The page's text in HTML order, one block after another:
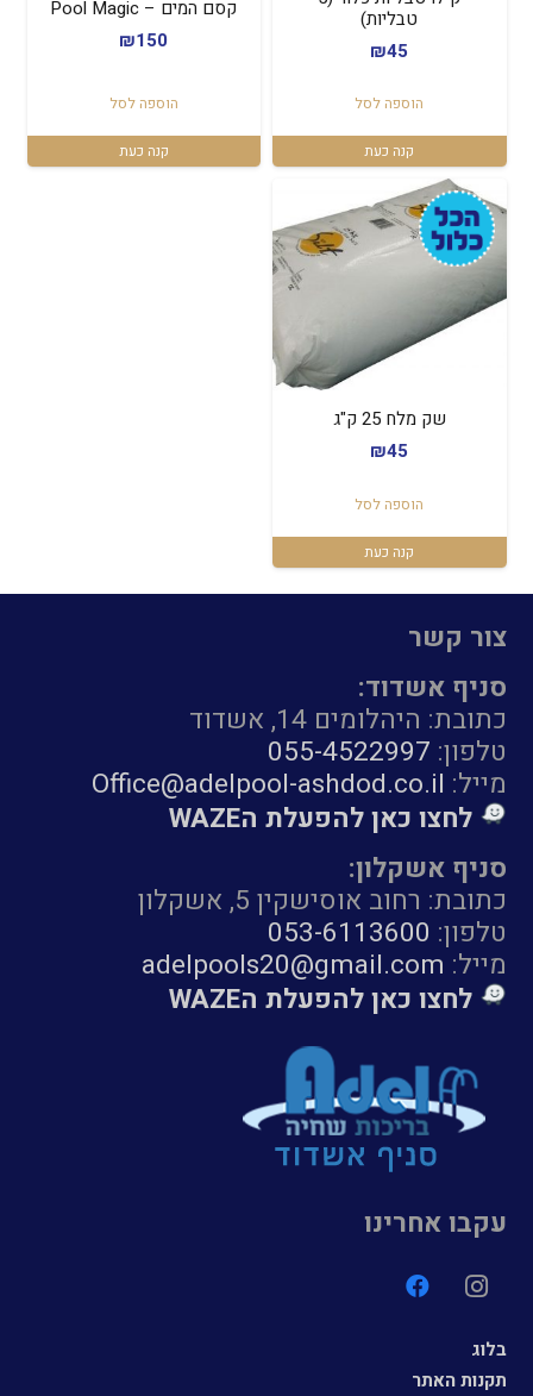
טבליות)
₪45
הוספה לסל
קנה כעת
קסם המים – Pool Magic
₪150
הוספה לסל
קנה כעת
שק מלח 25 ק"ג
₪45
הוספה לסל
קנה כעת
צור קשר
סניף אשדוד:
כתובת: היהלומים 14, אשדוד
טלפון: 055-4522997
מייל: Office@adelpool-ashdod.co.il
לחצו כאן להפעלת הWAZE
סניף אשקלון:
כתובת: רחוב אוסישקין 5, אשקלון
טלפון: 053-6113600
מייל: adelpools20@gmail.com
לחצו כאן להפעלת הWAZE
עקבו אחרינו
בלוג
תקנות האתר